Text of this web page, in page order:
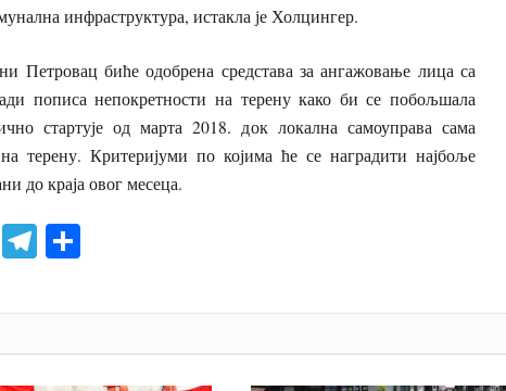
инфраструктура, истакла је Холцингер.
биће одобрена средстава за ангажовање лица са
пописа непокретности на терену како би се побољшала
стартује од марта 2018. док локална самоуправа сама
терену. Критеријуми по којима ће се наградити најбоље
до краја овог месеца.
ThreadsTelegram